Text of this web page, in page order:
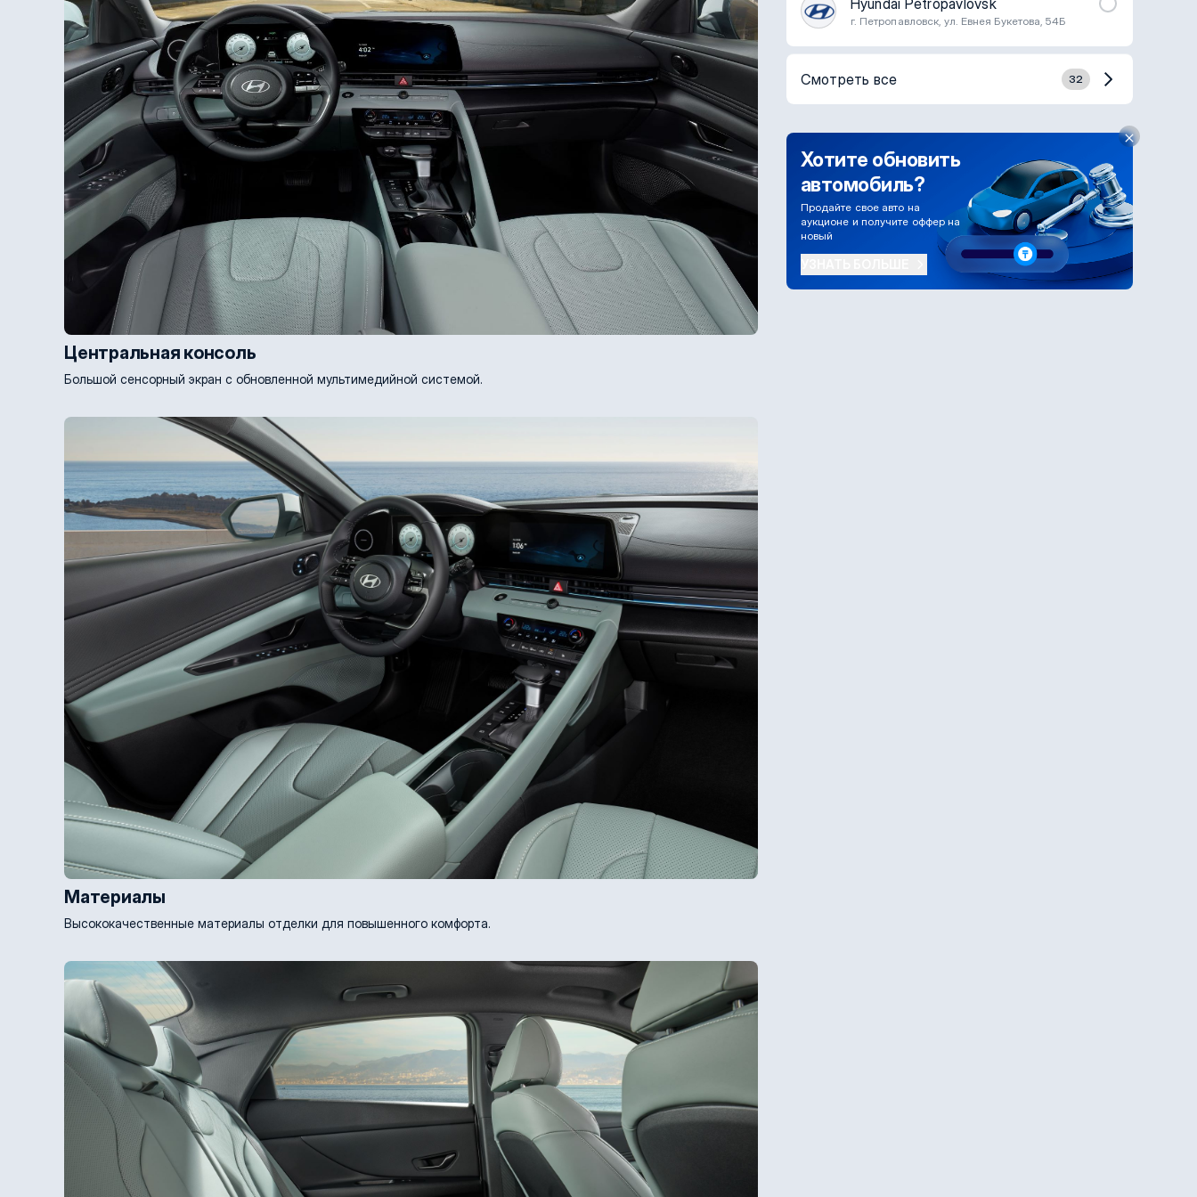
Центральная консоль
Большой сенсорный экран с обновленной мультимедийной системой.
Материалы
Высококачественные материалы отделки для повышенного комфорта.
г. Петропавловск, ул. Евнея Букетова, 54Б
Смотреть все 32
Хотите обновить
автомобиль?
Продайте свое авто на
аукционе и получите оффер на
новый